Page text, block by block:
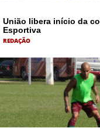
União libera início da
Esportiva
REDAÇÃO